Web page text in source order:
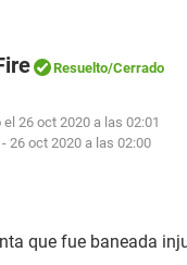
Resuelto/Cerrado
26 oct 2020 a las 02:01
- 26 oct 2020 a las 02:00
que fue baneada